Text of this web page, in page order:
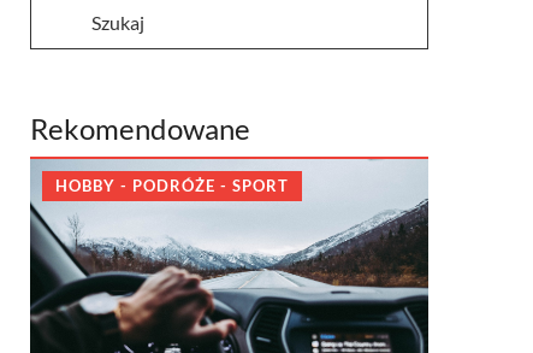
Rekomendowane
HOBBY - PODRÓŻE - SPORT